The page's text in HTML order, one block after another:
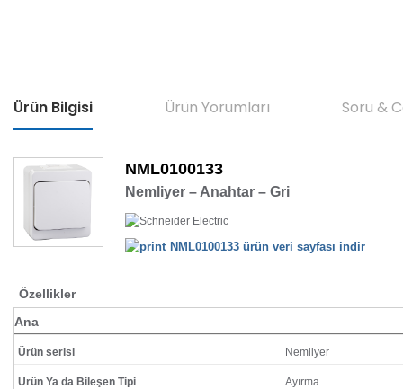
Ürün Bilgisi Ürün Yorumları Soru &
NML0100133
Nemliyer – Anahtar – Gri
NML0100133 ürün veri sayfası indir
Özellikler
Ana
Ürün serisi Nemliyer
Ürün Ya da Bileşen Tipi Ayırma